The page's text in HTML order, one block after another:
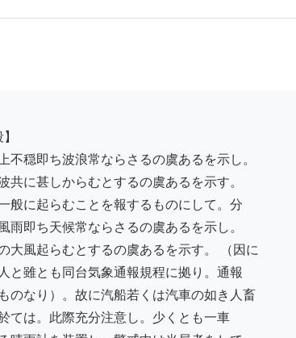
不穏即ち波浪常ならさるの虞あるを示し。
共に甚しからむとするの虞あるを示す。
般に起らむことを報するものにして。分
雨即ち天候常ならさるの虞あるを示し。
大風起らむとするの虞あるを示す。 （因に
と雖とも同台気象通報規程に拠り。通報
のなり）。故に汽船若くは汽車の如き人畜
ては。此際充分注意し。少くとも一車